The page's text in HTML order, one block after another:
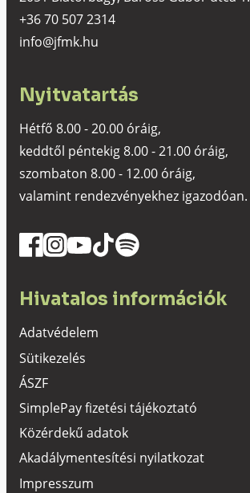
+36 70 507 2314
info@jfmk.hu
Nyitvatartás
Hétfő 8.00 - 20.00 óráig,
keddtől péntekig 8.00 - 21.00 óráig,
szombaton 8.00 - 12.00 óráig,
valamint rendezvényekhez igazodóan.
Hivatalos információk
Adatvédelem
Sütikezelés
ÁSZF
SimplePay fizetési tájékoztató
Közérdekű adatok
Akadálymentesítési nyilatkozat
Impresszum